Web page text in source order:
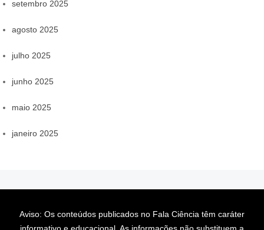
setembro 2025
agosto 2025
julho 2025
junho 2025
maio 2025
janeiro 2025
Aviso: Os conteúdos publicados no Fala Ciência têm caráter
informativo e educacional. As informações não substituem a